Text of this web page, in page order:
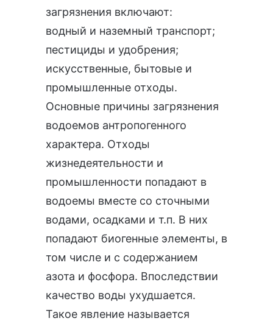
загрязнения включают:
водный и наземный транспорт;
пестициды и удобрения;
искусственные, бытовые и
промышленные отходы.
Основные причины загрязнения
водоемов антропогенного
характера. Отходы
жизнедеятельности и
промышленности попадают в
водоемы вместе со сточными
водами, осадками и т.п. В них
попадают биогенные элементы, в
том числе и с содержанием
азота и фосфора. Впоследствии
качество воды ухудшается.
Такое явление называется